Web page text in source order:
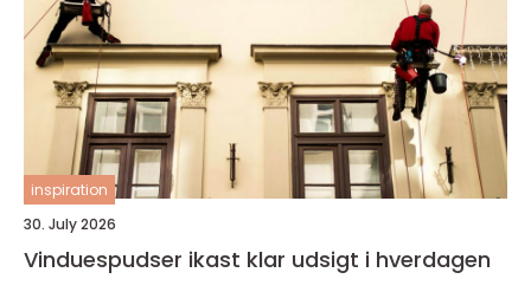
inspiration
30. July 2026
Vinduespudser ikast klar udsigt i hverdagen